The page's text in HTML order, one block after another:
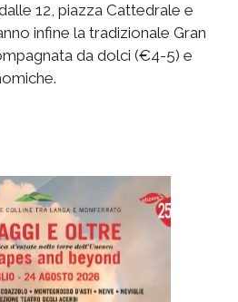
12, piazza Cattedrale e
infine la tradizionale Gran
da dolci (€4-5) e